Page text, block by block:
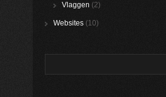
Vlaggen (2)
Websites (10)